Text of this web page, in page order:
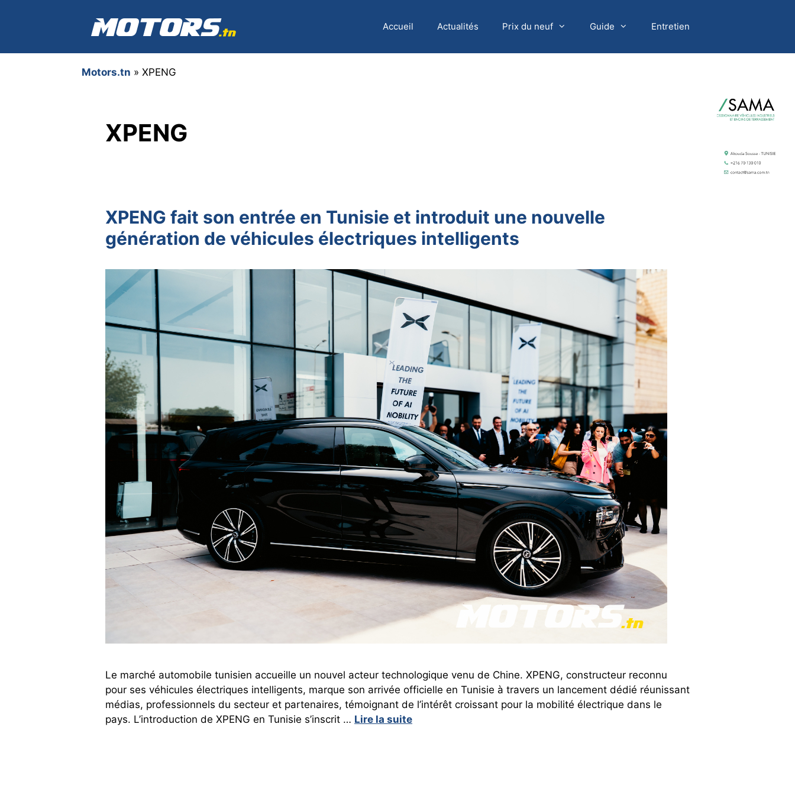
Accueil Actualités Prix du neuf Guide Entretien
Motors.tn » XPENG
XPENG
XPENG fait son entrée en Tunisie et introduit une nouvelle
génération de véhicules électriques intelligents
Le marché automobile tunisien accueille un nouvel acteur technologique venu de Chine. XPENG, constructeur reconnu
pour ses véhicules électriques intelligents, marque son arrivée officielle en Tunisie à travers un lancement dédié réunissant
médias, professionnels du secteur et partenaires, témoignant de l’intérêt croissant pour la mobilité électrique dans le
pays. L’introduction de XPENG en Tunisie s’inscrit … Lire la suite